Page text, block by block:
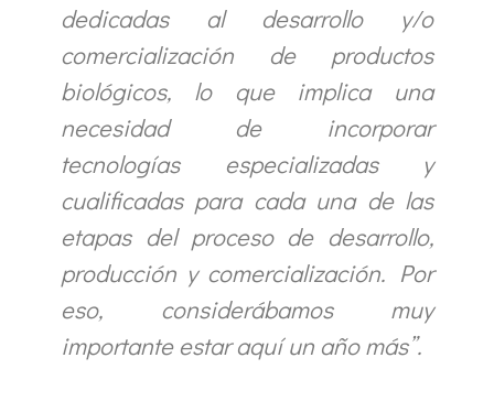
dedicadas al desarrollo y/o
comercialización de productos
biológicos, lo que implica una
necesidad de incorporar
tecnologías especializadas y
cualificadas para cada una de las
etapas del proceso de desarrollo,
producción y comercialización. Por
eso, considerábamos muy
importante estar aquí un año más”.